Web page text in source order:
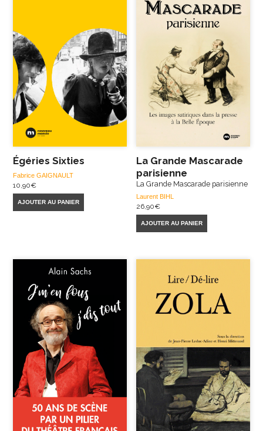
Égéries Sixties
Fabrice GAIGNAULT
10,90€
AJOUTER AU PANIER
La Grande Mascarade
parisienne
La Grande Mascarade parisienne
Laurent BIHL
26,90€
AJOUTER AU PANIER